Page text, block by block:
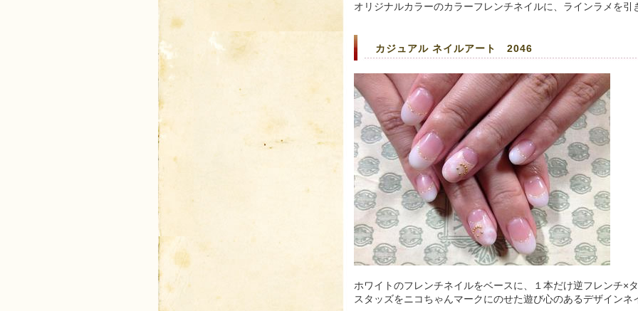
オリジナルカラーのカラーフレンチネイルに、ラインラメを引
カジュアル ネイルアート 2046
ホワイトのフレンチネイルをベースに、１本だけ逆フレンチ×
スタッズをニコちゃんマークにのせた遊び心のあるデザインネ